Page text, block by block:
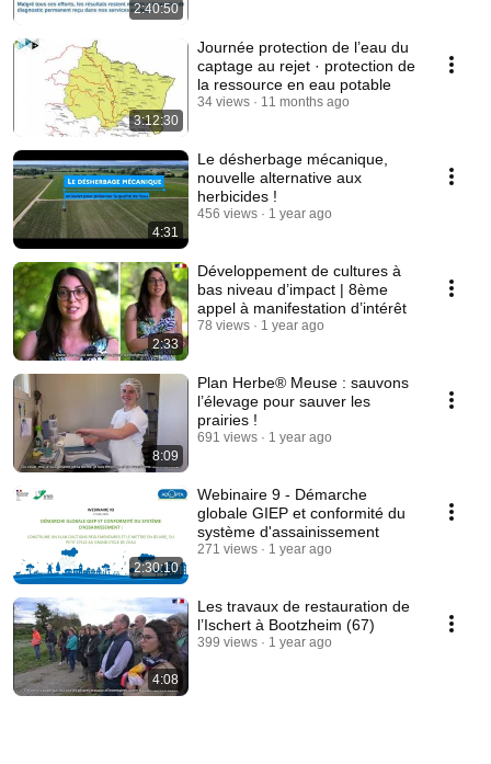
2:40:50
3:12:30
Journée protection de l’eau du
captage au rejet · protection de
la ressource en eau potable
34 views 11 months ago
4:31
Le désherbage mécanique,
nouvelle alternative aux
herbicides !
456 views 1 year ago
2:33
Développement de cultures à
bas niveau d’impact | 8ème
appel à manifestation d’intérêt
78 views 1 year ago
8:09
Plan Herbe® Meuse : sauvons
l’élevage pour sauver les
prairies !
691 views 1 year ago
2:30:10
Webinaire 9 - Démarche
globale GIEP et conformité du
système d'assainissement
271 views 1 year ago
4:08
Les travaux de restauration de
l’Ischert à Bootzheim (67)
399 views 1 year ago